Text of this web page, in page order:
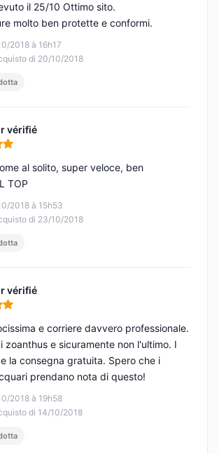
2018 à 16h17
di 20/10/2018
il 25/10 Ottimo sito.
molto ben protette e conformi.
vérifié
5
2018 à 15h53
di 23/10/2018
al solito, super veloce, ben
TOP
vérifié
5
2018 à 19h58
di 14/10/2018
e corriere davvero professionale.
zoanthus e sicuramente non l'ultimo. I
la consegna gratuita. Spero che i
prendano nota di questo!